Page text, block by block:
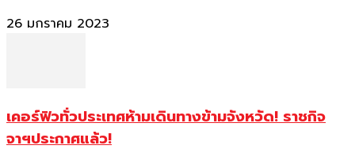
26 มกราคม 2023
เคอร์ฟิวทั่วประเทศห้ามเดินทางข้ามจังหวัด! ราชกิจ
จาฯประกาศแล้ว!